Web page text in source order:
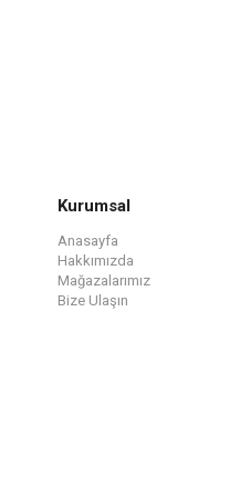
Kurumsal
Anasayfa
Hakkımızda
Mağazalarımız
Bize Ulaşın